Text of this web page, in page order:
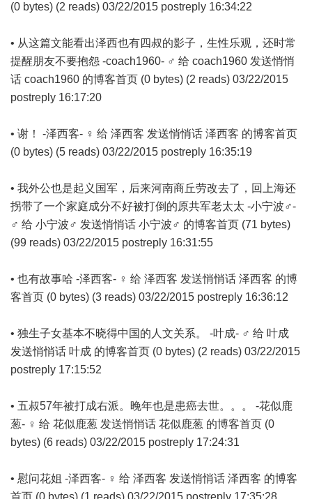
(0 bytes) (2 reads) 03/22/2015 postreply 16:34:22
• 从这篇文能看出泽西也有四叔的影子，生性乐观，还时常
提醒朋友不要抱怨 -coach1960- ♂ 给 coach1960 发送悄悄
话 coach1960 的博客首页 (0 bytes) (2 reads) 03/22/2015
postreply 16:17:20
• 谢！ -泽西客- ♀ 给 泽西客 发送悄悄话 泽西客 的博客首页
(0 bytes) (5 reads) 03/22/2015 postreply 16:35:19
• 我外公也是起义国军，后来河南商丘劳改去了，回上海还
拐带了一个家庭成分不好被打倒的原共军老太太 -小宁波♂-
♂ 给 小宁波♂ 发送悄悄话 小宁波♂ 的博客首页 (71 bytes)
(99 reads) 03/22/2015 postreply 16:31:55
• 也有故事哈 -泽西客- ♀ 给 泽西客 发送悄悄话 泽西客 的博
客首页 (0 bytes) (3 reads) 03/22/2015 postreply 16:36:12
• 独生子女基本不晓得中国的人文关系。 -叶成- ♂ 给 叶成
发送悄悄话 叶成 的博客首页 (0 bytes) (2 reads) 03/22/2015
postreply 17:15:52
• 五叔57年被打成右派。晚年也是患癌去世。。。 -花似鹿
葱- ♀ 给 花似鹿葱 发送悄悄话 花似鹿葱 的博客首页 (0
bytes) (6 reads) 03/22/2015 postreply 17:24:31
• 慰问花姐 -泽西客- ♀ 给 泽西客 发送悄悄话 泽西客 的博客
首页 (0 bytes) (1 reads) 03/22/2015 postreply 17:35:28